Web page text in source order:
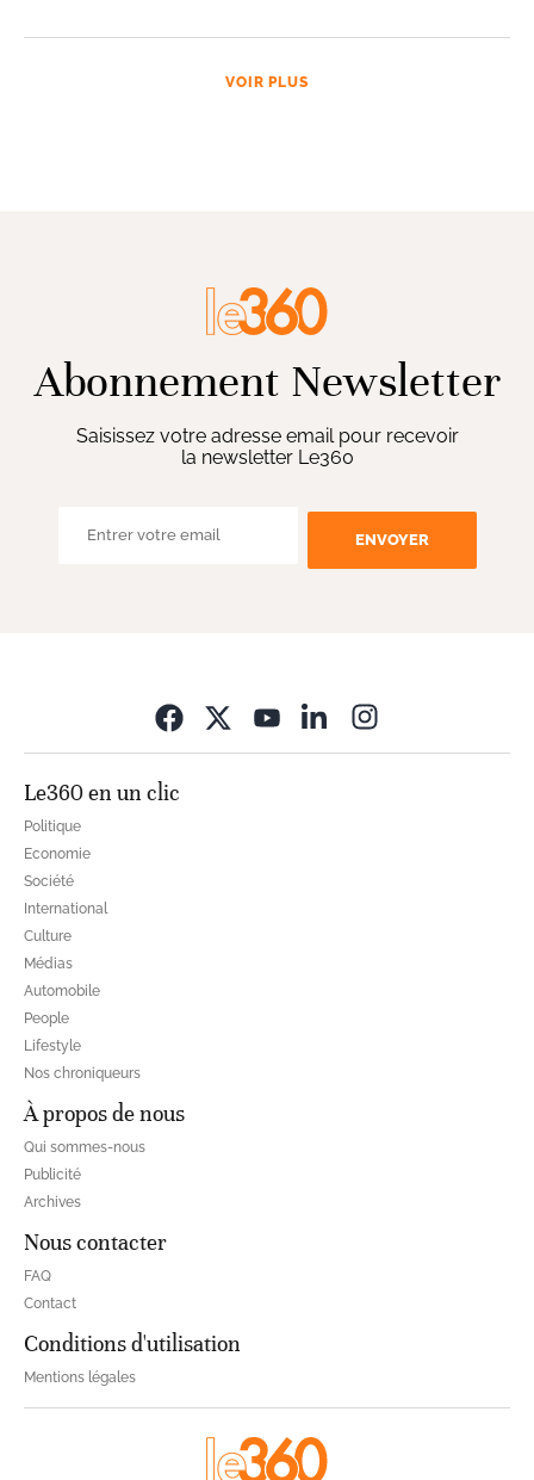
VOIR PLUS
Abonnement Newsletter
Saisissez votre adresse email pour recevoir
la newsletter Le360
ENVOYER
Le360 en un clic
Politique
Economie
Société
International
Culture
Médias
Automobile
People
Lifestyle
Nos chroniqueurs
À propos de nous
Qui sommes-nous
Publicité
Archives
Nous contacter
FAQ
Contact
Conditions d'utilisation
Mentions légales